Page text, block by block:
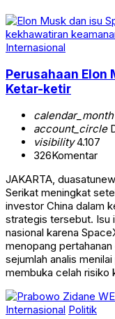
Internasional
Perusahaan Elon
Ketar-ketir
calendar_month
account_circle
visibility4.107
326Komentar
JAKARTA,
Serikat meningkat
investor China dalam
strategis tersebut. Isu
nasional karena
menopang pertahanan
sejumlah analis
membuka celah
Internasional Politik